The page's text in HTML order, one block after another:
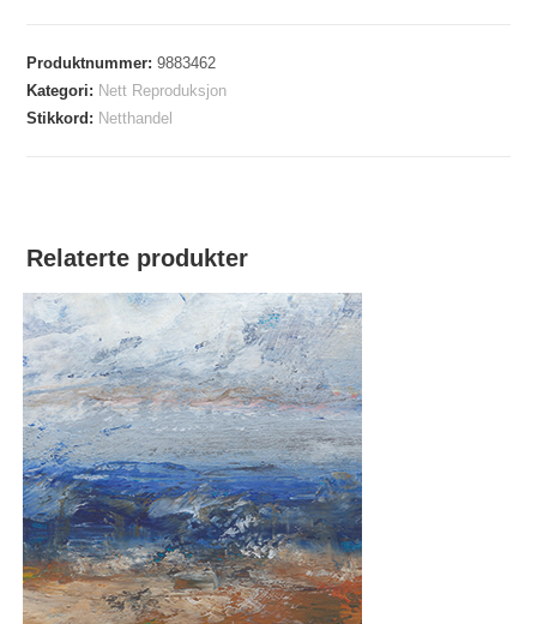
Produktnummer:9883462
Kategori: Nett Reproduksjon
Stikkord: Netthandel
Relaterte produkter